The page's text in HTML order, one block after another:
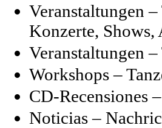
Veranstaltungen
Konzerte, Shows,
Veranstaltungen
Workshops –
CD-Recensiones
Noticias –